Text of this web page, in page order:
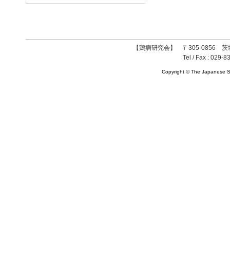
【鶏病研究会】 〒305-0856 茨
Tel / Fax : 029-
Copyright © The Japanese